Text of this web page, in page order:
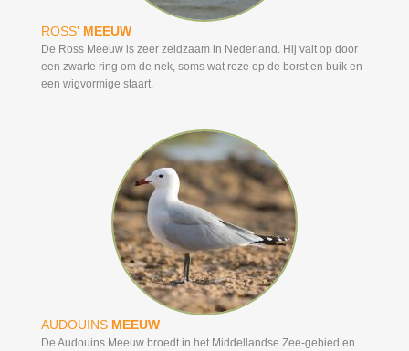
ROSS' MEEUW
De Ross Meeuw is zeer zeldzaam in Nederland. Hij valt op door
een zwarte ring om de nek, soms wat roze op de borst en buik en
een wigvormige staart.
AUDOUINS MEEUW
De Audouins Meeuw broedt in het Middellandse Zee-gebied en